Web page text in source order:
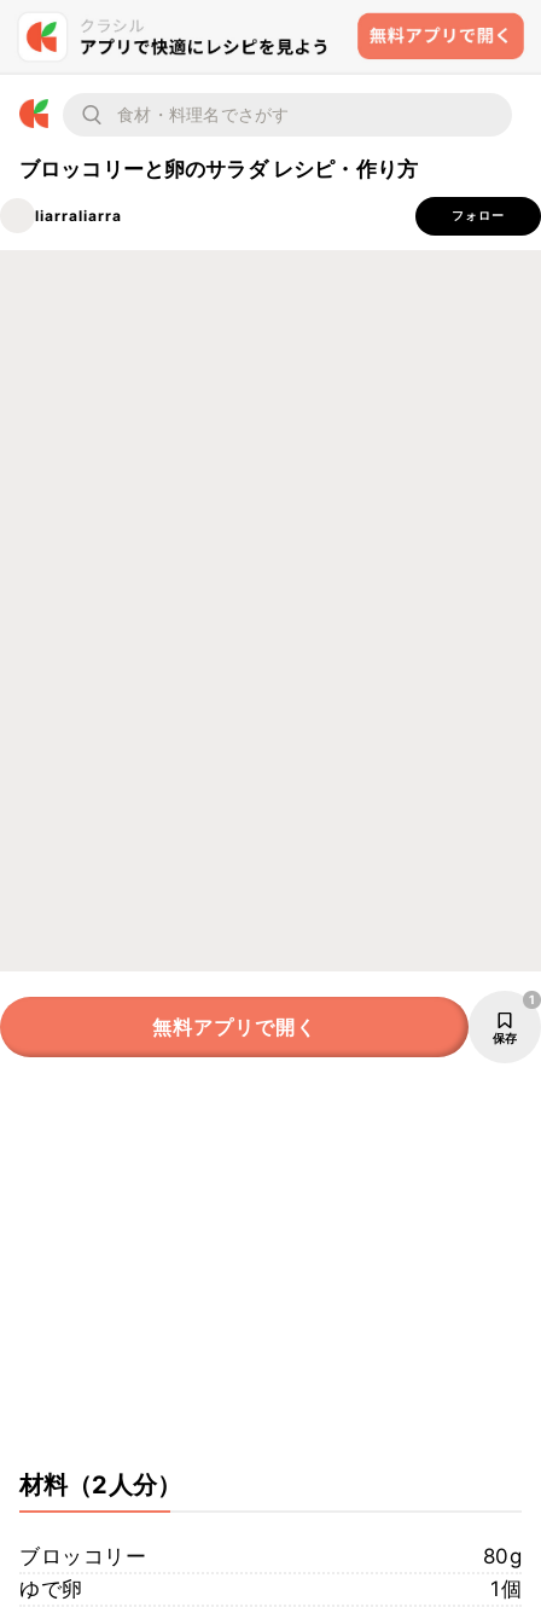
ブロッコリーと卵のサラダ レシピ・作り方
liarraliarra フォロー
無料アプリで開く 保存
1
材料（2人分）
ブロッコリー
80g
ゆで卵
1個